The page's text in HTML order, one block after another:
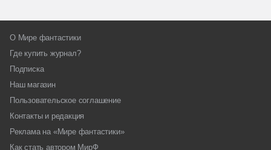
О Мире фантастики
Где купить журнал?
Подписка
Наш магазин
Пользовательское соглашение
Контакты и редакция
Реклама на «Мире фантастики»
Как стать автором МирФ